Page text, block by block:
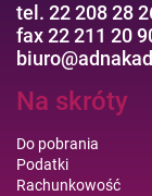
tel. 22 208 28
fax 22 211 20
Na skróty
Do pobrania
Podatki
Rachunkowość